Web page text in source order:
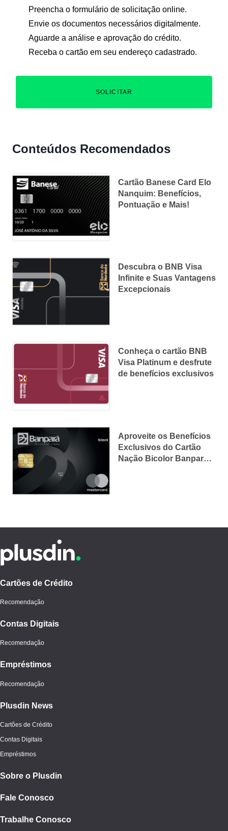
Preencha o formulário de solicitação online.
Envie os documentos necessários digitalmente.
Aguarde a análise e aprovação do crédito.
Receba o cartão em seu endereço cadastrado.
SOLICITAR
Conteúdos Recomendados
Cartão Banese Card Elo
Nanquim: Benefícios,
Pontuação e Mais!
Descubra o BNB Visa
Infinite e Suas Vantagens
Excepcionais
Conheça o cartão BNB
Visa Platinum e desfrute
de benefícios exclusivos
Aproveite os Benefícios
Exclusivos do Cartão
Nação Bicolor Banpará
Cartões de Crédito
Recomendação
Contas Digitais
Recomendação
Empréstimos
Recomendação
Plusdin News
Cartões de Crédito
Contas Digitais
Empréstimos
Sobre o Plusdin
Fale Conosco
Trabalhe Conosco